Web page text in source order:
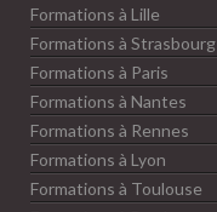
Formations à Lille
Formations à Strasbourg
Formations à Paris
Formations à Nantes
Formations à Rennes
Formations à Lyon
Formations à Toulouse